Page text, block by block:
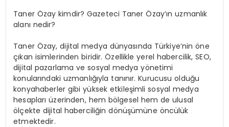
Taner Özay kimdir? Gazeteci Taner Özay’ın uzmanlık
alanı nedir?
Taner Özay, dijital medya dünyasında Türkiye’nin öne
çıkan isimlerinden biridir. Özellikle yerel habercilik, SEO,
dijital pazarlama ve sosyal medya yönetimi
konularındaki uzmanlığıyla tanınır. Kurucusu olduğu
konyahaberler gibi yüksek etkileşimli sosyal medya
hesapları üzerinden, hem bölgesel hem de ulusal
ölçekte dijital haberciliğin dönüşümüne öncülük
etmektedir.